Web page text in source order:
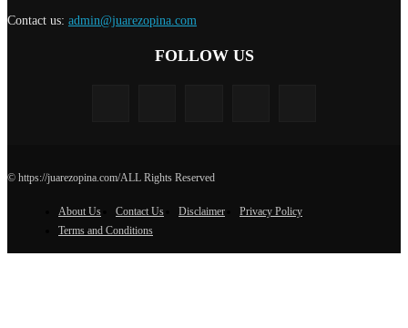
Contact us: admin@juarezopina.com
FOLLOW US
© https://juarezopina.com/ALL Rights Reserved
About Us Contact Us Disclaimer
Privacy Policy
Terms and Conditions